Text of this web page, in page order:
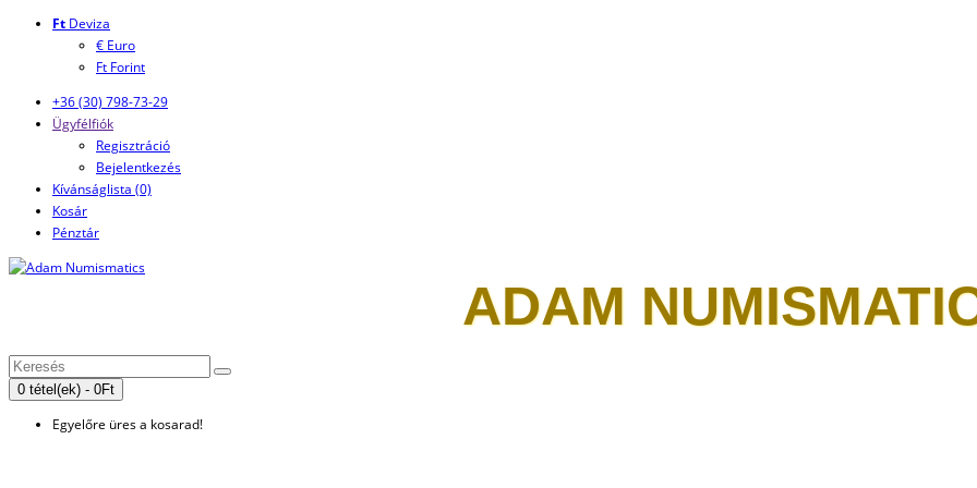
Ft Deviza
€ Euro
Ft Forint
+36 (30) 798-73-29
Ügyfélfiók
Regisztráció
Bejelentkezés
Kívánságlista (0)
Kosár
Pénztár
ADAM
0 tétel(ek) - 0Ft
Egyelőre üres a kosarad!